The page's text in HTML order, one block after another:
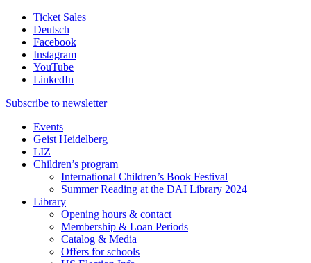
Ticket Sales
Deutsch
Facebook
Instagram
YouTube
LinkedIn
Subscribe to newsletter
Events
Geist Heidelberg
LIZ
Children’s program
International Children’s Book Festival
Summer Reading at the DAI Library 2024
Library
Opening hours & contact
Membership & Loan Periods
Catalog & Media
Offers for schools